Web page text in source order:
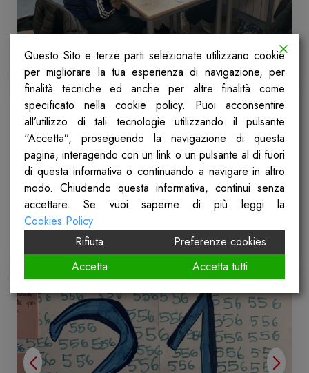
Gallery
Questo Sito e terze parti selezionate utilizzano cookie
per migliorare la tua esperienza di navigazione, per
finalità tecniche ed anche per altre finalità come
specificato nella cookie policy. Puoi acconsentire
all’utilizzo di tali tecnologie utilizzando il pulsante
“Accetta”, proseguendo la navigazione di questa
pagina, interagendo con un link o un pulsante al di fuori
di questa informativa o continuando a navigare in altro
modo. Chiudendo questa informativa, continui senza
accettare. Se vuoi saperne di più leggi la
Cookies Policy
Rifiuta
Preferenze cookies
Accetta
Accetta tutti